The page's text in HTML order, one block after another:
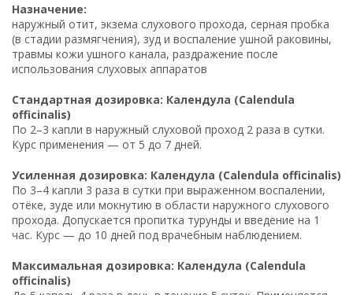
Назначение:
наружный отит, экзема слухового прохода, серная пробка
(в стадии размягчения), зуд и воспаление ушной раковины,
травмы кожи ушного канала, раздражение после
использования слуховых аппаратов
Стандартная дозировка: Календула (Calendula
officinalis)
По 2–3 капли в наружный слуховой проход 2 раза в сутки.
Курс применения — от 5 до 7 дней.
Усиленная дозировка: Календула (Calendula officinalis)
По 3–4 капли 3 раза в сутки при выраженном воспалении,
отёке, зуде или мокнутию в области наружного слухового
прохода. Допускается пропитка турунды и введение на 1
час. Курс — до 10 дней под врачебным наблюдением.
Максимальная дозировка: Календула (Calendula
officinalis)